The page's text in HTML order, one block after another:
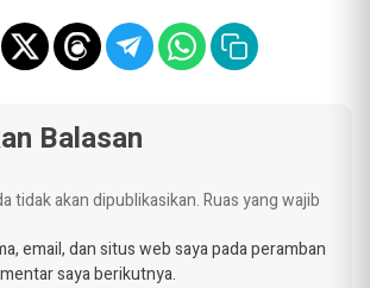
Balasan
tidak akan dipublikasikan.Ruas yang wajib
email, dan situs web saya pada peramban
saya berikutnya.